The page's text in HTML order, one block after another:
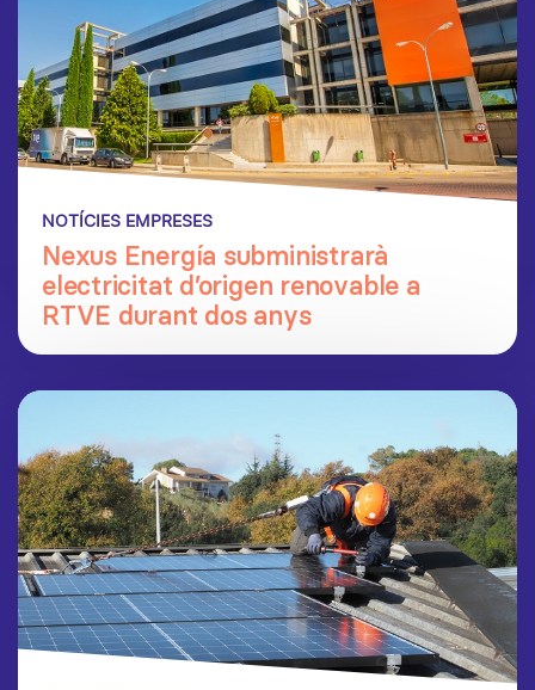
NOTÍCIES EMPRESES
Nexus Energía subministrarà
electricitat d’origen renovable a
RTVE durant dos anys